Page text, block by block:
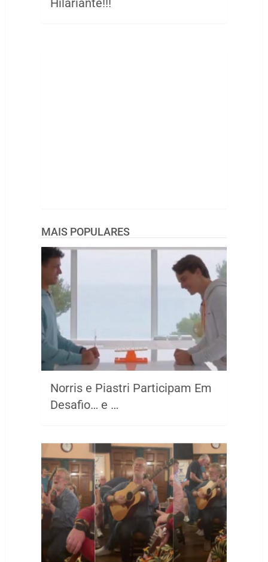
Hilariante!!!
MAIS POPULARES
Norris e Piastri Participam Em
Desafio… e …